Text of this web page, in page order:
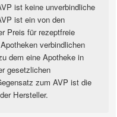
ist keine unverbindliche
ist ein von den
Preis für rezeptfreie
verbindlichen
dem eine Apotheke in
gesetzlichen
zum AVP ist die
Hersteller.